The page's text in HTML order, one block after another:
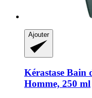
Ajouter
Kérastase Bain
Homme, 250 ml